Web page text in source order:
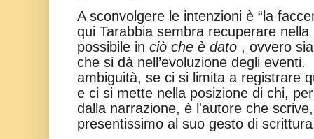
A sconvolgere le intenzioni è “la
qui Tarabbia sembra recuperare
possibile in ciò che è dato , ovvero
che si dà nell’evoluzione degli
ambiguità, se ci si limita a registrare
e ci si mette nella posizione di chi,
dalla narrazione, è l'autore che
presentissimo al suo gesto di